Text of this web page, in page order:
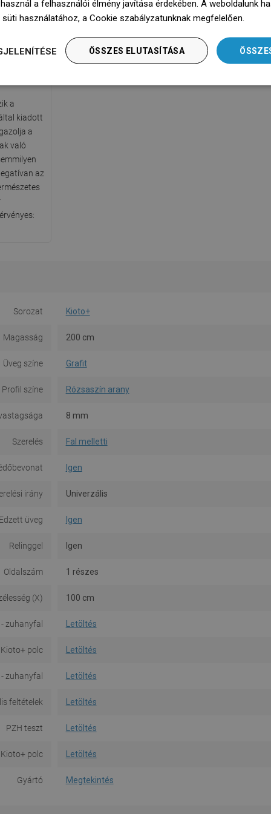
a
kiadott
a
való
az
Sorozat Kioto+
Magasság 200 cm
Üveg színe Grafit
Profil színe Rózsaszín arany
8 mm
Szerelés Fal melletti
Igen
irány Univerzális
üveg Igen
Relinggel Igen
Oldalszám 1 részes
(X) 100 cm
zuhanyfal Letöltés
polc Letöltés
zuhanyfal Letöltés
feltételek Letöltés
PZH teszt Letöltés
polc Letöltés
Gyártó Megtekintés
a felhasználói élmény javítása érdekében. A weboldalunk
használatához, a Cookie szabályzatunknak megfelelően.
ÖSSZES ELUTASÍTÁSA